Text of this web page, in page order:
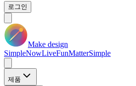
로그인
Make design
SimpleNowLiveFunMatterSimple
제품